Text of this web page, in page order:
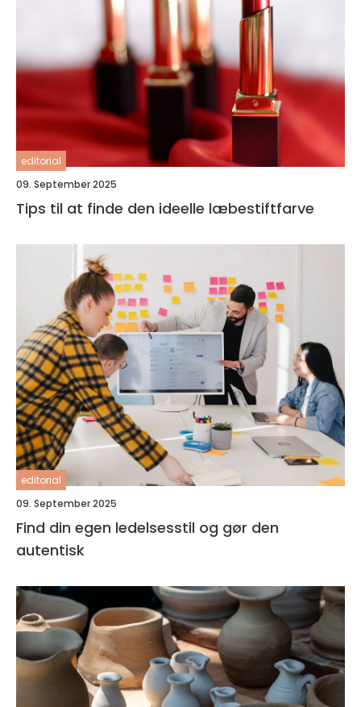
editorial
09. September 2025
Tips til at finde den ideelle læbestiftfarve
editorial
09. September 2025
Find din egen ledelsesstil og gør den
autentisk